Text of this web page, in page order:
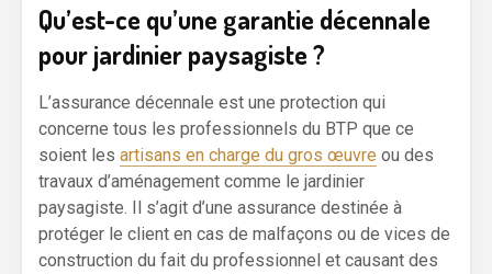
Qu’est-ce qu’une garantie décennale
pour jardinier paysagiste ?
L’assurance décennale est une protection qui
concerne tous les professionnels du BTP que ce
soient les artisans en charge du gros œuvre ou des
travaux d’aménagement comme le jardinier
paysagiste. Il s’agit d’une assurance destinée à
protéger le client en cas de malfaçons ou de vices de
construction du fait du professionnel et causant des